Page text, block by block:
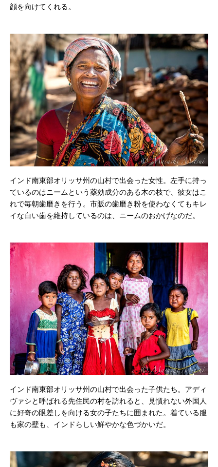
顔を向けてくれる。
インド南東部オリッサ州の山村で出会った女性。左手に持っ
ているのはニームという薬効成分のある木の枝で、彼女はこ
れで毎朝歯磨きを行う。市販の歯磨き粉を使わなくてもキレ
イな白い歯を維持しているのは、ニームのおかげなのだ。
インド南東部オリッサ州の山村で出会った子供たち。アディ
ヴァシと呼ばれる先住民の村を訪れると、見慣れない外国人
に好奇の眼差しを向ける女の子たちに囲まれた。着ている服
も家の壁も、インドらしい鮮やかな色づかいだ。